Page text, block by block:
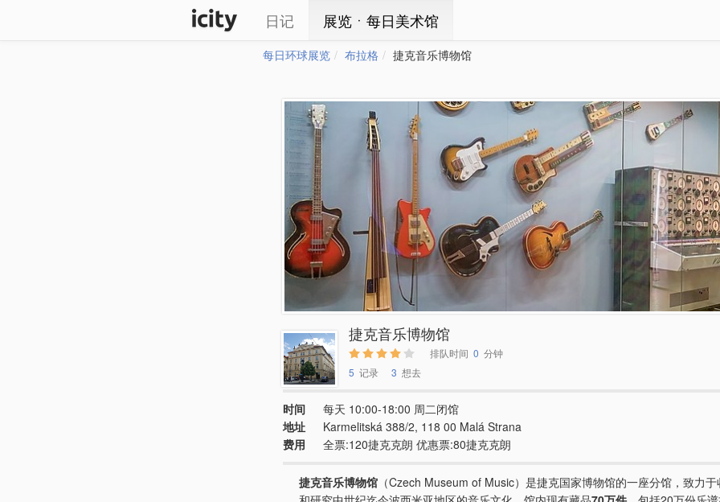
日记 展览ㆍ每日美术馆
每日环球展览 布拉格 捷克音乐博物馆
捷克音乐博物馆
排队时间 0 分钟
5 记录 3 想去
时间
每天 10:00-18:00 周二闭馆
地址
Karmelitská 388/2, 118 00 Malá Strana
费用
全票:120捷克克朗 优惠票:80捷克克朗
捷克音乐博物馆 （Czech Museum of Music）是捷克国家博物馆的一座分馆，致力